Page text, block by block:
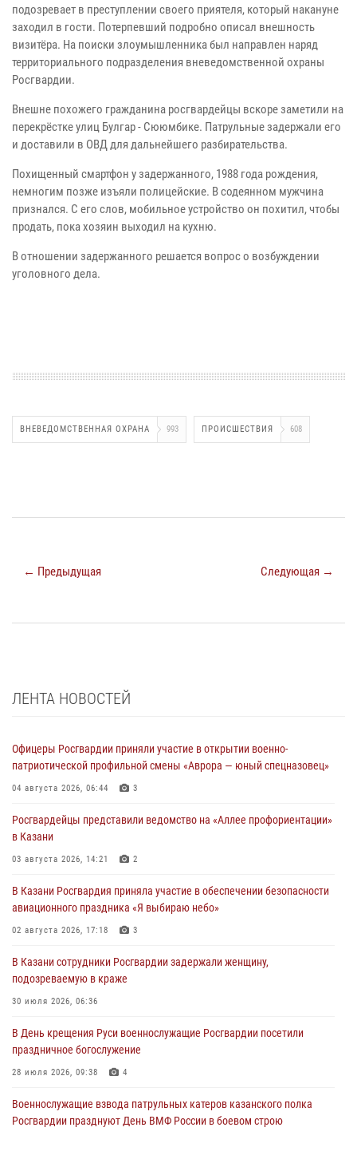
подозревает в преступлении своего приятеля, который накануне
заходил в гости. Потерпевший подробно описал внешность
визитёра. На поиски злоумышленника был направлен наряд
территориального подразделения вневедомственной охраны
Росгвардии.
Внешне похожего гражданина росгвардейцы вскоре заметили на
перекрёстке улиц Булгар - Сююмбике. Патрульные задержали его
и доставили в ОВД для дальнейшего разбирательства.
Похищенный смартфон у задержанного, 1988 года рождения,
немногим позже изъяли полицейские. В содеянном мужчина
признался. С его слов, мобильное устройство он похитил, чтобы
продать, пока хозяин выходил на кухню.
В отношении задержанного решается вопрос о возбуждении
уголовного дела.
ВНЕВЕДОМСТВЕННАЯ ОХРАНА 993 ПРОИСШЕСТВИЯ 608
← Предыдущая Следующая →
ЛЕНТА НОВОСТЕЙ
Офицеры Росгвардии приняли участие в открытии военно-
патриотической профильной смены «Аврора — юный спецназовец»
04 августа 2026, 06:44 3
Росгвардейцы представили ведомство на «Аллее профориентации»
в Казани
03 августа 2026, 14:21 2
В Казани Росгвардия приняла участие в обеспечении безопасности
авиационного праздника «Я выбираю небо»
02 августа 2026, 17:18 3
В Казани сотрудники Росгвардии задержали женщину,
подозреваемую в краже
30 июля 2026, 06:36
В День крещения Руси военнослужащие Росгвардии посетили
праздничное богослужение
28 июля 2026, 09:38 4
Военнослужащие взвода патрульных катеров казанского полка
Росгвардии празднуют День ВМФ России в боевом строю